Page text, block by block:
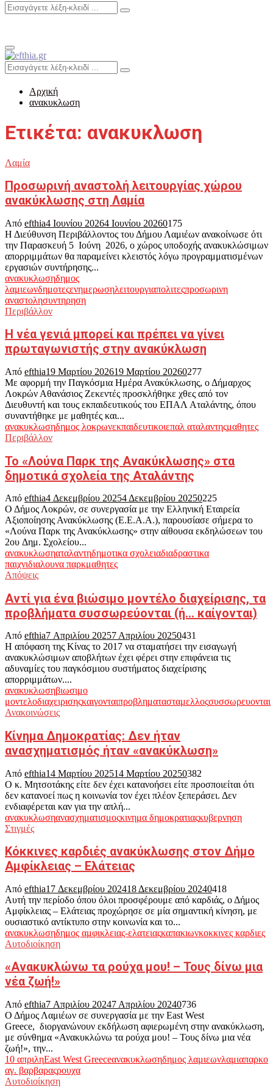
Search
Search
Primary
Menu
Search
for:
Search
Αρχική
ανακυκλωση
Ετικέτα: ανακυκλωση
Λαμία
Προσωρινή αναστολή λειτουργίας χώρου
ανακύκλωσης στη Λαμία
Από efthia4 Ιουνίου 20264 Ιουνίου 20260175
Η Διεύθυνση Περιβάλλοντος του Δήμου Λαμιέων ανακοίνωσε ότι
την Παρασκευή 5 Ιούνη 2026, ο χώρος υποδοχής ανακυκλώσιμων
απορριμμάτων θα παραμείνει κλειστός λόγω προγραμματισμένων
εργασιών συντήρησης...
ανακυκλωσηδημος
λαμιεωνδημοτεςενημερωσηλειτουργιαπολιτεςπροσωρινη
αναστολησυντηρηση
Περιβάλλον
Η νέα γενιά μπορεί και πρέπει να γίνει
πρωταγωνιστής στην ανακύκλωση
Από efthia19 Μαρτίου 202619 Μαρτίου 20260277
Με αφορμή την Παγκόσμια Ημέρα Ανακύκλωσης, ο Δήμαρχος
Λοκρών Αθανάσιος Ζεκεντές προσκλήθηκε χθες από τον
Διευθυντή και τους εκπαιδευτικούς του ΕΠΑΛ Αταλάντης, όπου
συναντήθηκε με μαθητές και...
ανακυκλωσηδημος λοκρωνεκπαιδευτικοιεπαλ αταλαντηςμαθητες
Περιβάλλον
Το «Λούνα Παρκ της Ανακύκλωσης» στα
δημοτικά σχολεία της Αταλάντης
Από efthia4 Δεκεμβρίου 20254 Δεκεμβρίου 20250225
Ο Δήμος Λοκρών, σε συνεργασία με την Ελληνική Εταιρεία
Αξιοποίησης Ανακύκλωσης (Ε.Ε.Α.Α.), παρουσίασε σήμερα το
«Λούνα Παρκ της Ανακύκλωσης» στην αίθουσα εκδηλώσεων του
2ου Δημ. Σχολείου...
ανακυκλωσηαταλαντηδημοτικα σχολειαδιαδραστικα
παιχνιδιαλουνα παρκμαθητες
Απόψεις
Αντί για ένα βιώσιμο μοντέλο διαχείρισης, τα
προβλήματα συσσωρεύονται (ή… καίγονται)
Από efthia7 Απριλίου 20257 Απριλίου 20250431
Η απόφαση της Κίνας το 2017 να σταματήσει την εισαγωγή
ανακυκλώσιμων αποβλήτων έχει φέρει στην επιφάνεια τις
αδυναμίες του παγκόσμιου συστήματος διαχείρισης
απορριμμάτων....
ανακυκλωσηβιωσιμο
μοντελοδιαχειρισηςκαιγονταιπροβληματασταμελλοςσυσσωρευονται
Ανακοινώσεις
Κίνημα Δημοκρατίας: Δεν ήταν
ανασχηματισμός ήταν «ανακύκλωση»
Από efthia14 Μαρτίου 202514 Μαρτίου 20250382
Ο κ. Μητσοτάκης είτε δεν έχει κατανοήσει είτε προσποιείται ότι
δεν κατανοεί πως η κοινωνία τον έχει πλέον ξεπεράσει. Δεν
ενδιαφέρεται καν για την απλή...
ανακυκλωσηανασχηματισμοςκινημα δημοκρατιαςκυβερνηση
Στιγμές
Κόκκινες καρδιές ανακύκλωσης στον Δήμο
Αμφίκλειας – Ελάτειας
Από efthia17 Δεκεμβρίου 202418 Δεκεμβρίου 20240418
Αυτή την περίοδο όπου όλοι προσφέρουμε από καρδιάς, ο Δήμος
Αμφίκλειας – Ελάτειας προχώρησε σε μία σημαντική κίνηση, με
ουσιαστικό αντίκτυπο στην κοινωνία και το...
ανακυκλωσηδημος αμφικλειας-ελατειαςκαπακιωνκοκκινες καρδιες
Αυτοδιοίκηση
«Ανακυκλώνω τα ρούχα μου! – Τους δίνω μια
νέα ζωή!»
Από efthia7 Απριλίου 20247 Απριλίου 20240736
Ο Δήμος Λαμιέων σε συνεργασία με την East West
Greece, διοργανώνουν εκδήλωση αφιερωμένη στην ανακύκλωση,
με σύνθημα «Ανακυκλώνω τα ρούχα μου! – Τους δίνω μια νέα
ζωή!», την...
10 απριληEast West Greeceανακυκλωσηδημος λαμιεωνλαμιαπαρκο
αγ. βαρβαραςρουχα
Αυτοδιοίκηση